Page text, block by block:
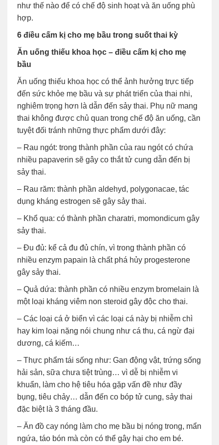
như thế nào để có chế độ sinh hoạt và ăn uống phù
hợp.
6 điều cấm kị cho mẹ bầu trong suốt thai kỳ
Ăn uống thiếu khoa học – điều cấm kị cho mẹ
bầu
Ăn uống thiếu khoa học có thể ảnh hưởng trực tiếp
đến sức khỏe mẹ bầu và sự phát triển của thai nhi,
nghiêm trọng hơn là dẫn đến sảy thai. Phụ nữ mang
thai không được chủ quan trong chế độ ăn uống, cần
tuyệt đối tránh những thực phẩm dưới đây:
– Rau ngót: trong thành phần của rau ngót có chứa
nhiều papaverin sẽ gây co thắt tử cung dẫn đến bị
sảy thai.
– Rau răm: thành phần aldehyd, polygonacae, tác
dụng kháng estrogen sẽ gây sảy thai.
– Khổ qua: có thành phần charatri, momondicum gây
sảy thai.
– Đu đủ: kể cả đu đủ chín, vì trong thành phần có
nhiều enzym papain là chất phá hủy progesterone
gây sảy thai.
– Quả dứa: thành phần có nhiều enzym bromelain là
một loại kháng viêm non steroid gây độc cho thai.
– Các loại cá ở biển vì các loại cá này bị nhiễm chì
hay kim loại nặng nói chung như cá thu, cá ngừ đại
dương, cá kiếm…
– Thực phẩm tái sống như: Gan động vật, trứng sống
hải sản, sữa chưa tiệt trùng… vì dễ bị nhiễm vi
khuẩn, làm cho hệ tiêu hóa gặp vấn đề như đầy
bụng, tiêu chảy… dẫn đến co bóp tử cung, sảy thai
đặc biệt là 3 tháng đầu.
– Ăn đồ cay nóng làm cho mẹ bầu bị nóng trong, mẩn
ngứa, táo bón mà còn có thể gây hại cho em bé.